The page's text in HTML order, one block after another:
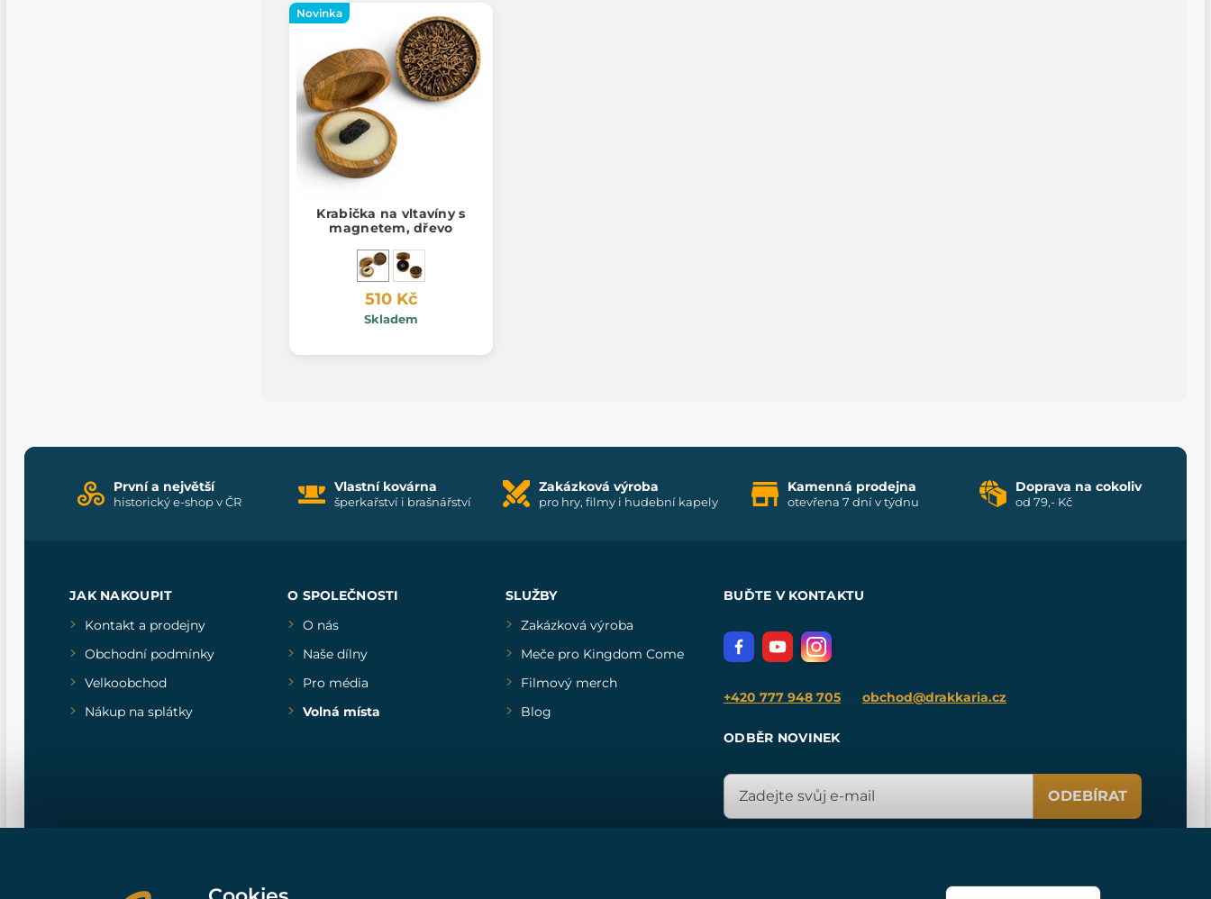
Novinka
Krabička na vltavíny s
magnetem, dřevo
510 Kč
Skladem
První a největší
historický e-shop v ČR
Vlastní kovárna
šperkařství i brašnářství
Zakázková výroba
pro hry, filmy i hudební kapely
Kamenná prodejna
otevřena 7 dní v týdnu
Doprava na cokoliv
od 79,- Kč
JAK NAKOUPIT
Kontakt a prodejny
Obchodní podmínky
Velkoobchod
Nákup na splátky
O SPOLEČNOSTI
O nás
Naše dílny
Pro média
Volná místa
SLUŽBY
Zakázková výroba
Meče pro Kingdom Come
Filmový merch
Blog
BUĎTE V KONTAKTU
+420 777 948 705 obchod@drakkaria.cz
ODBĚR NOVINEK
ODEBÍRAT